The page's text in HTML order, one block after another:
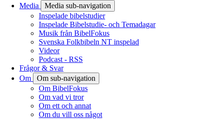
Media
Media sub-navigation
Inspelade bibelstudier
Inspelade Bibelstudie- och Temadagar
Musik från BibelFokus
Svenska Folkbibeln NT inspelad
Videor
Podcast - RSS
Frågor & Svar
Om
Om sub-navigation
Om BibelFokus
Om vad vi tror
Om ett och annat
Om du vill oss något